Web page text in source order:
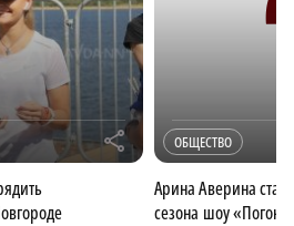
r ОБЩЕСТВО
Арина Аверина
сезона шоу